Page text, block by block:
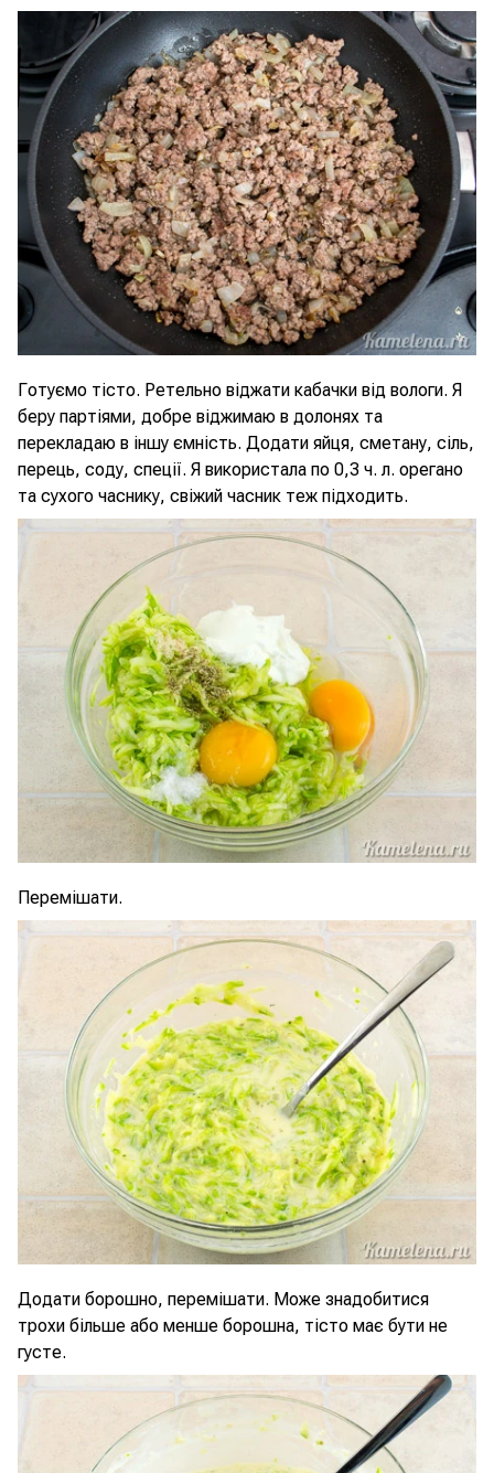
Готуємо тісто. Ретельно віджати кабачки від вологи. Я
беру партіями, добре віджимаю в долонях та
перекладаю в іншу ємність. Додати яйця, сметану, сіль,
перець, соду, спеції. Я використала по 0,3 ч. л. орегано
та сухого часнику, свіжий часник теж підходить.
Перемішати.
Додати борошно, перемішати. Може знадобитися
трохи більше або менше борошна, тісто має бути не
густе.